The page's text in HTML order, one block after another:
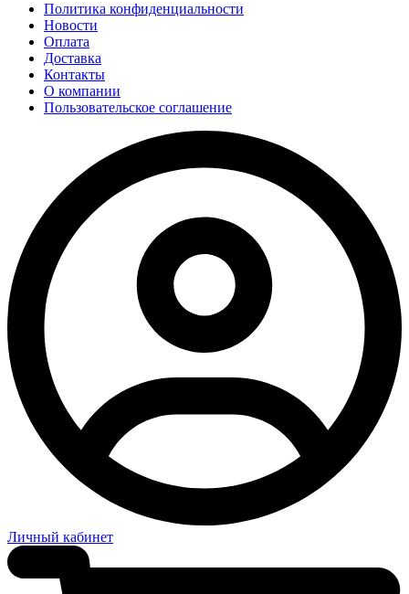
Политика конфиденциальности
Новости
Оплата
Доставка
Контакты
О компании
Пользовательское соглашение
Личный кабинет